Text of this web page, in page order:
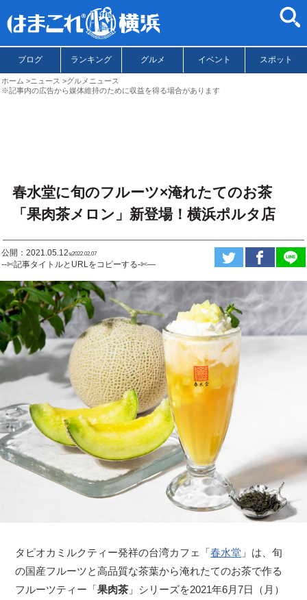
ブログ ランキング グルメ イベント スポット
ホーム ニュース
グルメニュース
※記事内の広告から媒体維持のために収益を得る場合があります
春水堂に旬のフルーツ×淹れたてのお茶
「果肉茶メロン」新登場！横浜ポルタ店
公開：2021.05.12ಇ2022.02.07
--✄記事タイトルとURLをコピーする-✄—
タピオカミルクティー発祥の台湾カフェ「春水堂 」は、旬
の国産フルーツと高品質な茶葉から淹れたてのお茶で作る
フルーツティー「果肉茶 」シリーズを2021年6月7日（月）